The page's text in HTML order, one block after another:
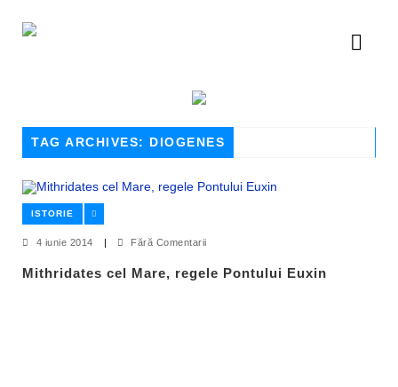
TAG ARCHIVES: DIOGENES
ISTORIE
4 iunie 2014 | Fără Comentarii
Mithridates cel Mare, regele Pontului Euxin